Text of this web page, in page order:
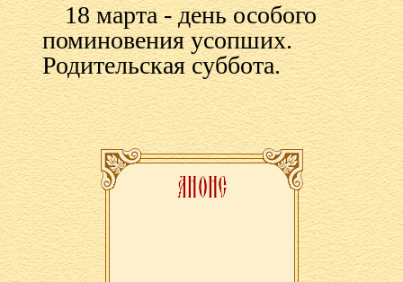
18 марта - день особого
поминовения усопших.
Родительская суббота.